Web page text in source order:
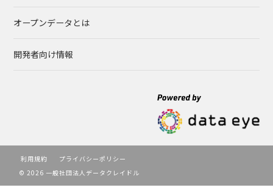
オープンデータとは
開発者向け情報
利用規約
プライバシーポリシー
© 2026 一般社団法人データクレイドル